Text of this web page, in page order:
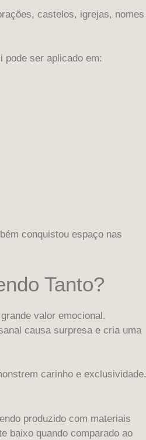
castelos, igrejas, nomes
ser aplicado em:
conquistou espaço nas
Tanto?
valor emocional.
causa surpresa e cria uma
carinho e exclusividade.
produzido com materiais
baixo quando comparado ao